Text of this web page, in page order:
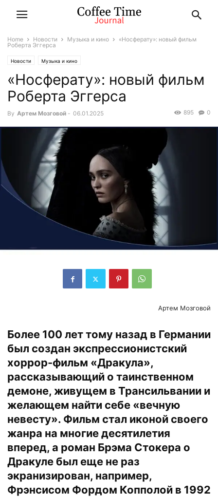
Home Новости Музыка и кино
«Носферату»: новый фильм
Роберта Эггерса
Новости Музыка и кино
«Носферату»: новый фильм
Роберта Эггерса
By Артем Мозговой - 06.01.2025 0
895
Артем Мозговой
Более 100 лет тому назад в Германии
был создан экспрессионистский
хоррор-фильм «Дракула»,
рассказывающий о таинственном
демоне, живущем в Трансильвании и
желающем найти себе «вечную
невесту». Фильм стал иконой своего
жанра на многие десятилетия
вперед, а роман Брэма Стокера о
Дракуле был еще не раз
экранизирован, например,
Фрэнсисом Фордом Копполой в 1992